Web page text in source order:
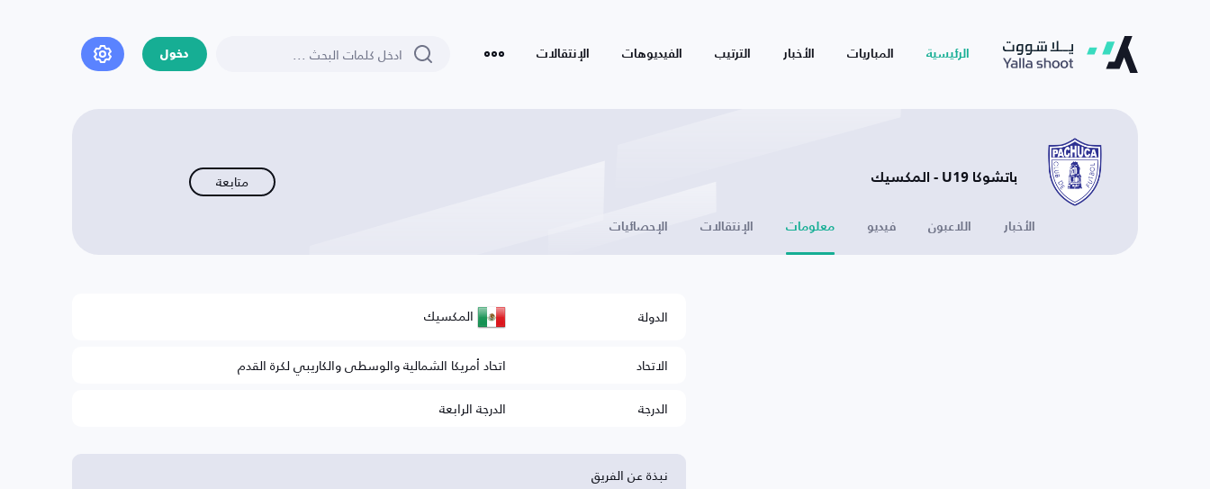
الرئيسية المباريات الأخبار الترتيب الفيديوهات الإنتقالات دخول
باتشوكا U19 - المكسيك متابعة
الأخبار اللاعبون فيديو معلومات الإنتقالات الإحصائيات
الدولة المكسيك
الاتحاد
اتحاد أمريكا الشمالية والوسطى والكاريبي لكرة القدم
الدرجة
الدرجة الرابعة
نبذة عن الفريق